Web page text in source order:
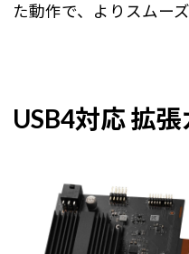
た動作で、よりスムー
USB4対応 拡